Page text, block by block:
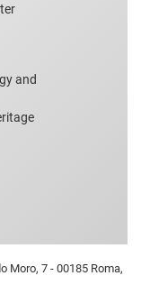
and
Moro, 7 - 00185 Roma,